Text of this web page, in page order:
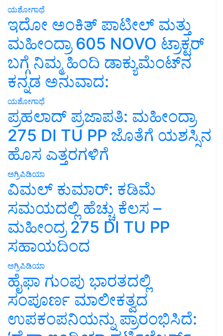
ಯಶೋಗಾಥೆ
ಇದೋ ಅಂಕಿತ್ ಪಾಟೀಲ್ ಮತ್ತು
ಮಹೀಂದ್ರಾ 605 NOVO ಟ್ರಾಕ್ಟರ್
ಬಗ್ಗೆ ನಿಮ್ಮ ಹಿಂದಿ ಡಾಕ್ಯುಮೆಂಟ್‌ನ
ಕನ್ನಡ ಅನುವಾದ:
ಯಶೋಗಾಥೆ
ಪ್ರಹಲಾದ್ ಪ್ರಜಾಪತಿ: ಮಹೀಂದ್ರಾ
275 DI TU PP ಜೊತೆಗೆ ಯಶಸ್ಸಿನ
ಹೊಸ ಎತ್ತರಗಳಿಗೆ
ಅಗ್ರಿಪಿಡಿಯಾ
ವಿಮಲ್ ಕುಮಾರ್: ಕಡಿಮೆ
ಸಮಯದಲ್ಲಿ ಹೆಚ್ಚು ಕೆಲಸ –
ಮಹೀಂದ್ರ 275 DI TU PP
ಸಹಾಯದಿಂದ
ಅಗ್ರಿಪಿಡಿಯಾ
ಹೈಫಾ ಗುಂಪು ಭಾರತದಲ್ಲಿ
ಸಂಪೂರ್ಣ ಮಾಲೀಕತ್ವದ
ಉಪಕಂಪನಿಯನ್ನು ಪ್ರಾರಂಭಿಸಿದೆ: